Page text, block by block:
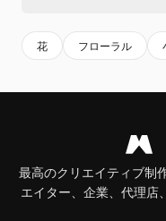
花 フローラル
最高のクリエイティブ制
エイター、企業、代理店